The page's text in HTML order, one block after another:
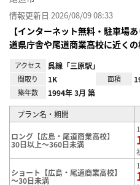
情報更新日 2026/08/09 08:33
【インターネット無料・駐車場
道県庁舎や尾道商業高校に近く
アクセス 呉線「三原駅」
間取り 1K 面積
築年数 1994年 3月 築
プラン名・期間
ロング【広島・尾道商業高校】
30日以上～360日未満
ショート【広島・尾道商業高校】
～30日未満